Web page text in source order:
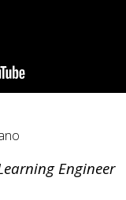
Engineer